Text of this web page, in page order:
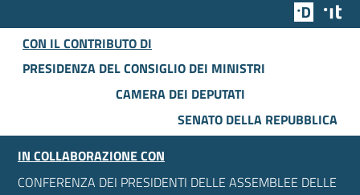
Team
CON IL CONTRIBUTO DI
PRESIDENZA DEL CONSIGLIO DEI MINISTRI
CAMERA DEI DEPUTATI
SENATO DELLA REPUBBLICA
IN COLLABORAZIONE CON
CONFERENZA DEI PRESIDENTI DELLE ASSEMBLEE DELLE